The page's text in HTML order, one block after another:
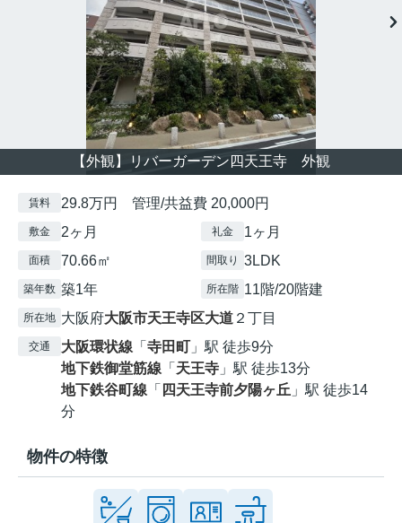
【外観】リバーガーデン四天王寺 外観
賃料 29.8万円 管理/共益費 20,000円
敷金 2ヶ月 礼金 1ヶ月
面積 70.66㎡ 間取り 3LDK
築年数 築1年 所在階 11階/20階建
所在地 大阪府大阪市天王寺区大道 ２丁目
交通 大阪環状線 「 寺田町 」駅 徒歩9分
地下鉄御堂筋線 「 天王寺 」駅 徒歩13分
地下鉄谷町線 「 四天王寺前夕陽ヶ丘 」駅 徒歩14
分
物件の特徴